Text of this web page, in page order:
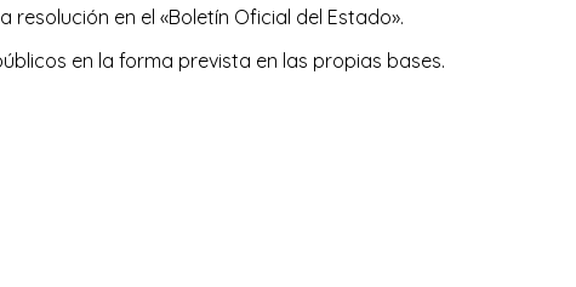
en el «Boletín Oficial del Estado».
en la forma prevista en las propias bases.